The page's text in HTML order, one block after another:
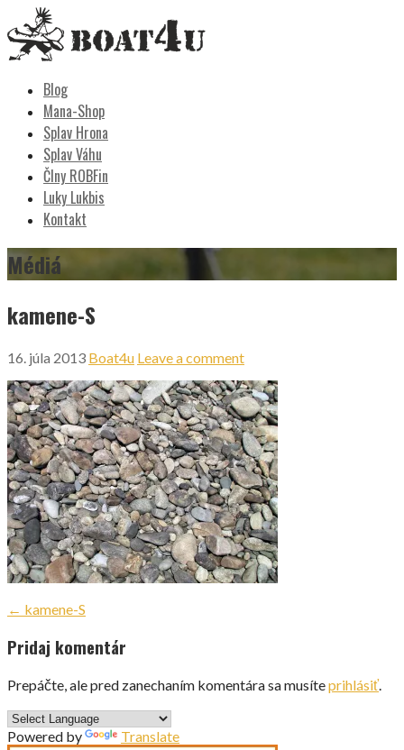
to
content
Blog
Mana-Shop
Splav Hrona
Splav Váhu
Člny ROBFin
Luky Lukbis
Kontakt
Médiá
kamene-S
16. júla 2013 Boat4u Leave a comment
Navigácia
v
článku
← kamene-S
Pridaj komentár
Prepáčte, ale pred zanechaním komentára sa musíteprihlásiť.
Powered by Translate